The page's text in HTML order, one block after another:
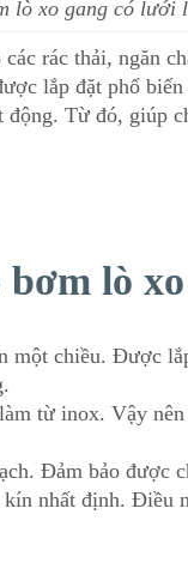
lò xo gang có lưới
rác thải, ngăn
lắp đặt phổ
Từ đó, giúp
lò xo
một chiều. Được
từ inox. Vậy
Đảm bảo được
nhất định. Điều